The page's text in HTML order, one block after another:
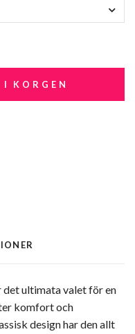
I KORGEN
ultimata valet för en
komfort och
design har den allt